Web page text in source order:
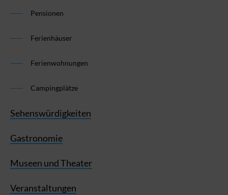
Pensionen
Ferienhäuser
Ferienwohnungen
Campingplätze
Sehenswürdigkeiten
Gastronomie
Museen und Theater
Veranstaltungen